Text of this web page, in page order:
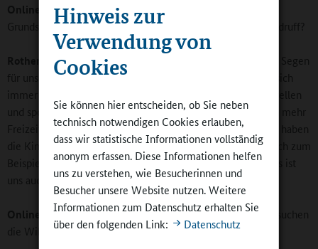
Hinweis zur
Verwendung von
Cookies
Sie können hier entscheiden, ob Sie neben
technisch notwendigen Cookies erlauben,
dass wir statistische Informationen vollständig
anonym erfassen. Diese Informationen helfen
uns zu verstehen, wie Besucherinnen und
Besucher unsere Website nutzen. Weitere
Informationen zum Datenschutz erhalten Sie
über den folgenden Link:
Datenschutz
Online-Redaktion: Welche Bedeutung haben die vier
Grundschulen, die Oberschule und das Gymnasium für Wilsdruff?
Rother:
Alle Schularten ortsnah anbieten zu können, ist ein Segen
für unsere Stadt. Mit einer guten Schule vor Ort verbinden sich
immer auch viele Projekte und Freizeitaktivitäten im kulturellen
und sportlichen Bereich. Und wenn ihnen fast zwei Stunden mehr
Freizeit am Tag durch kürzere Wege zur Verfügung stehen, haben
die Kinder und Jugendlichen auch bessere Möglichkeiten sich zum
Beispiel in unseren zahlreichen Vereinen zu engagieren. Das ist
uns auch sehr wichtig.
Online-Redaktion:Wie viele Schülerinnen und Schüler besuchen
die Wilsdruffer Schulen?